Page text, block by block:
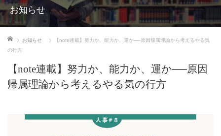
お知らせ
ホーム お知らせ
【note連載】努力か、能力か、運か──原因帰属理論から考えるやる気
の行方
【note連載】努力か、能力か、運か──原因
帰属理論から考えるやる気の行方